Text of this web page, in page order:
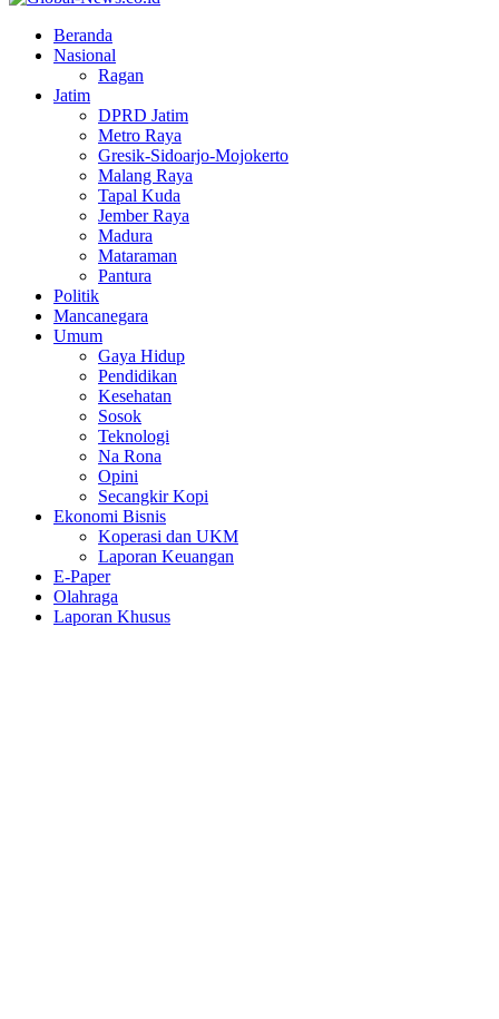
Beranda
Nasional
Ragan
Jatim
DPRD Jatim
Metro Raya
Gresik-Sidoarjo-Mojokerto
Malang Raya
Tapal Kuda
Jember Raya
Madura
Mataraman
Pantura
Politik
Mancanegara
Umum
Gaya Hidup
Pendidikan
Kesehatan
Sosok
Teknologi
Na Rona
Opini
Secangkir Kopi
Ekonomi Bisnis
Koperasi dan UKM
Laporan Keuangan
E-Paper
Olahraga
Laporan Khusus